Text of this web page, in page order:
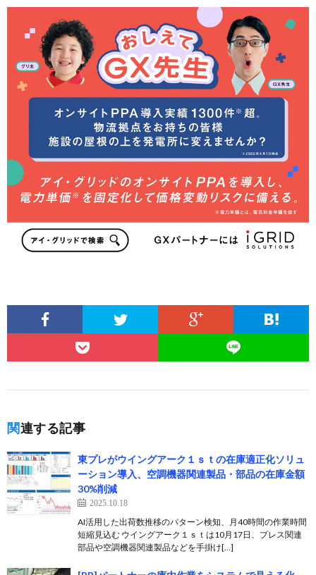
関連する記事
東プレがウイングアーク１ｓｔの在庫適正化ソリュ
ーション導入、空調機器関連製品・部品の在庫金額
30%削減
2025.10.18
AI活用した出荷数推移のパターン検知、月40時間の作業時間
短縮見込む ウイングアーク１ｓｔは10月17日、プレス関連
部品や空調機器関連製品などを手掛け[…]